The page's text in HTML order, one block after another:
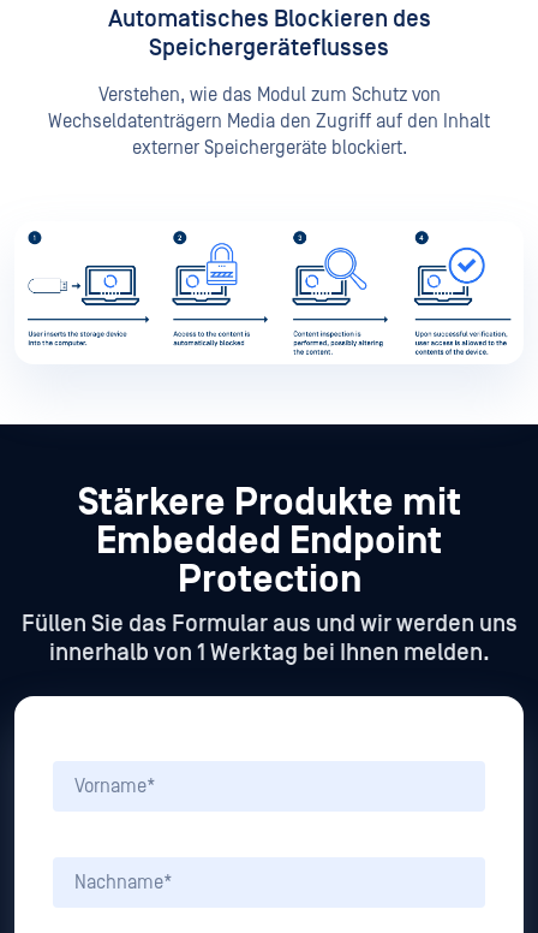
Automatisches Blockieren des
Speichergeräteflusses
Verstehen, wie das Modul zum Schutz von
Wechseldatenträgern Media den Zugriff auf den Inhalt
externer Speichergeräte blockiert.
Stärkere Produkte mit
Embedded Endpoint
Protection
Füllen Sie das Formular aus und wir werden uns
innerhalb von 1 Werktag bei Ihnen melden.